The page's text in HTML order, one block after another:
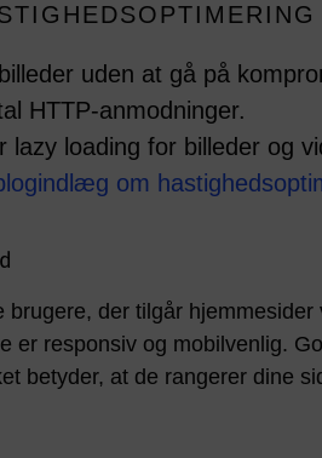
uden at gå på
HTTP-anmodninger.
lazy loading for billeder og
om
brugere, der tilgår
er responsiv og mobilvenlig.
betyder, at de rangerer dine